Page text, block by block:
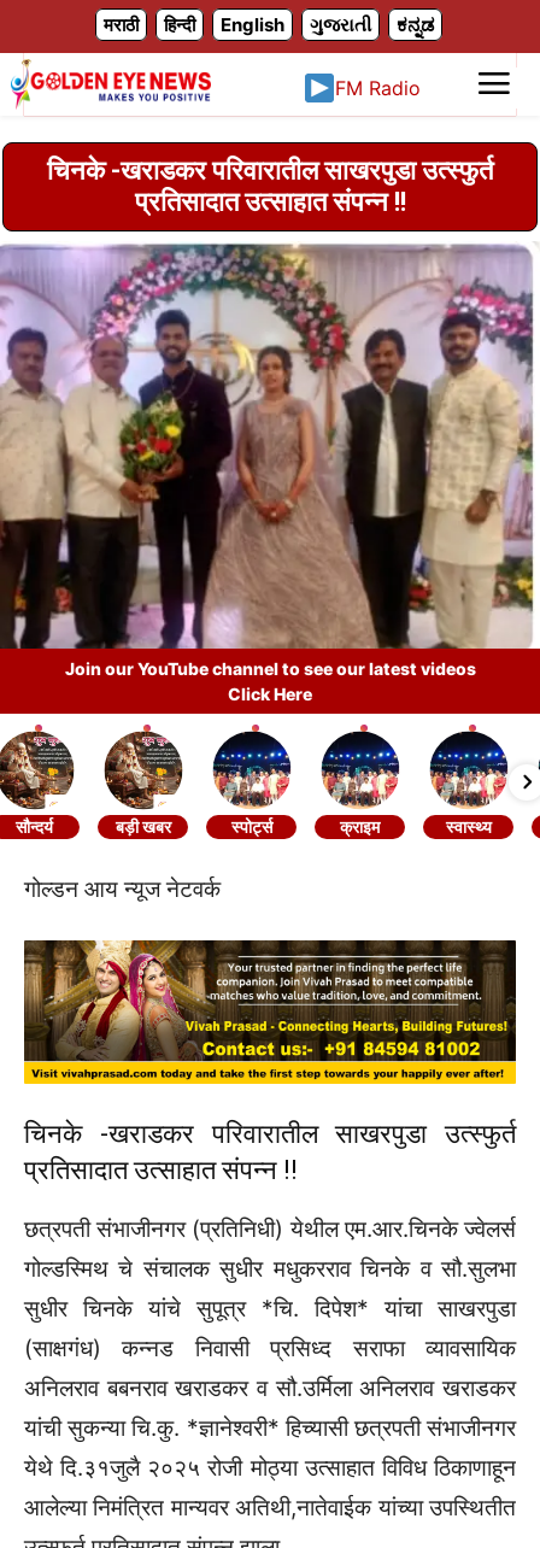
मराठी हिन्दी English ગુજરાતી ಕನ್ನಡ
FM Radio
चिनके -खराडकर परिवारातील साखरपुडा उत्स्फुर्त
प्रतिसादात उत्साहात संपन्न !!
Join our YouTube channel to see our latest videos
Click Here
सौन्दर्य बड़ी खबर स्पोर्ट्स क्राइम स्वास्थ्य
गोल्डन आय न्यूज नेटवर्क
चिनके -खराडकर परिवारातील साखरपुडा उत्स्फुर्त
प्रतिसादात उत्साहात संपन्न !!
छत्रपती संभाजीनगर (प्रतिनिधी) येथील एम.आर.चिनके ज्वेलर्स
गोल्डस्मिथ चे संचालक सुधीर मधुकरराव चिनके व सौ.सुलभा
सुधीर चिनके यांचे सुपूत्र *चि. दिपेश* यांचा साखरपुडा
(साक्षगंध) कन्नड निवासी प्रसिध्द सराफा व्यावसायिक
अनिलराव बबनराव खराडकर व सौ.उर्मिला अनिलराव खराडकर
यांची सुकन्या चि.कु. *ज्ञानेश्वरी* हिच्यासी छत्रपती संभाजीनगर
येथे दि.३१जुलै २०२५ रोजी मोठ्या उत्साहात विविध ठिकाणाहून
आलेल्या निमंत्रित मान्यवर अतिथी,नातेवाईक यांच्या उपस्थितीत